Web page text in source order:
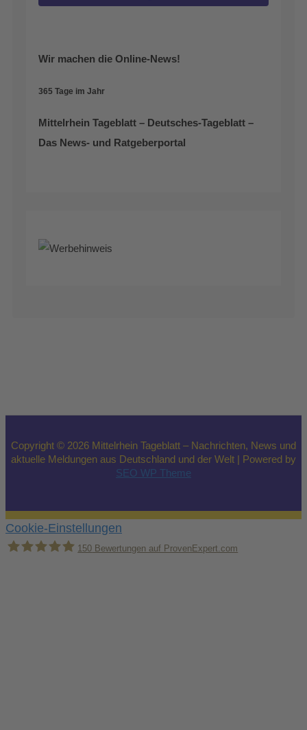
Wir machen die Online-News!
365 Tage im Jahr
Mittelrhein Tageblatt – Deutsches-Tageblatt –
Das News- und Ratgeberportal
Copyright © 2026 Mittelrhein Tageblatt – Nachrichten, News und
aktuelle Meldungen aus Deutschland und der Welt | Powered by
SEO WP Theme
Cookie-Einstellungen
150 Bewertungen auf ProvenExpert.com